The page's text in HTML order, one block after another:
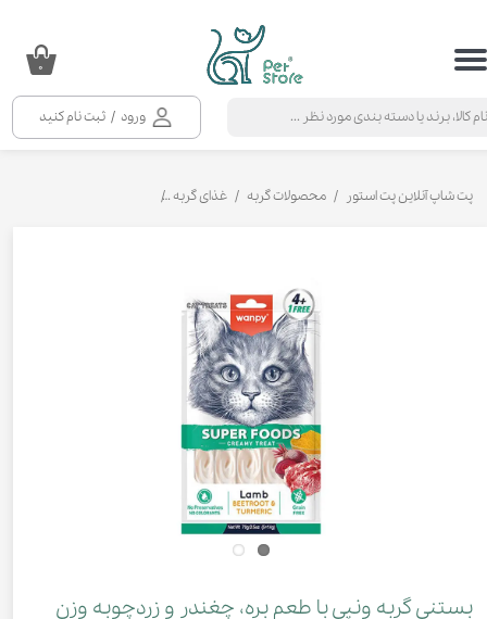
ورود / ثبت نام کنید
حساب کاربری من
خروج از حساب کاربری
۰
پت شاپ آنلاین پت استور محصولات گربه غذای گربه
بستنی گربه ونپی با طعم بره، چغندر و زردچوبه وزن